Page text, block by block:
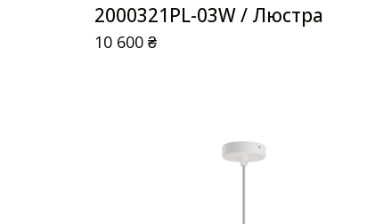
2000321PL-03W / Люстра
10 600₴